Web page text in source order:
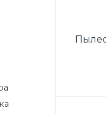
50-